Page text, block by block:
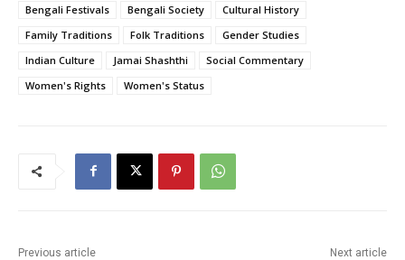
Bengali Festivals
Bengali Society
Cultural History
Family Traditions
Folk Traditions
Gender Studies
Indian Culture
Jamai Shashthi
Social Commentary
Women's Rights
Women's Status
Previous article Next article